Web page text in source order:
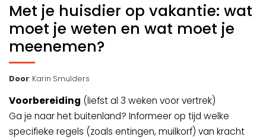
Met je huisdier op vakantie: wat
moet je weten en wat moet je
meenemen?
Door: Karin Smulders
Voorbereiding (liefst al 3 weken voor vertrek)
Ga je naar het buitenland? Informeer op tijd welke
specifieke regels (zoals entingen, muilkorf) van kracht